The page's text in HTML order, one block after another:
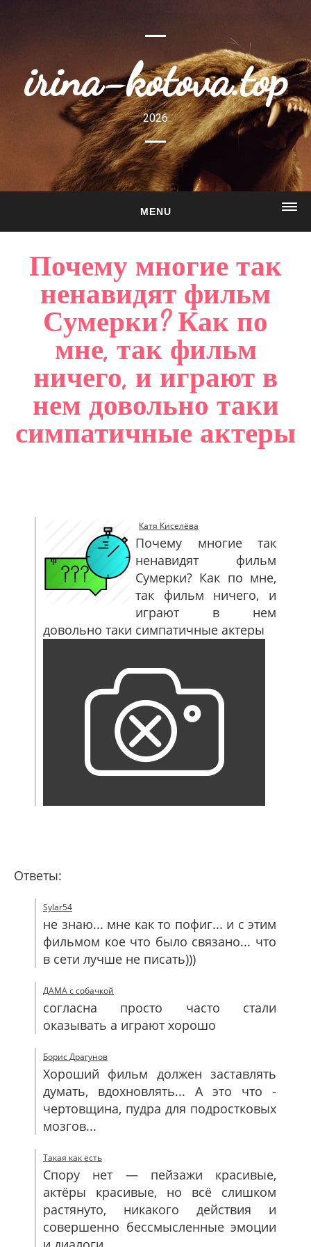
irina-kotova.top
2026
MENU
О САЙТЕ
ГАЛЕРЕЯ
САЙТМАП
КОНТАКТЫ
Почему многие так
ненавидят фильм
Сумерки? Как по
мне, так фильм
ничего, и играют в
нем довольно таки
симпатичные актеры
Катя Киселёва
Почему многие так
ненавидят фильм
Сумерки? Как по мне,
так фильм ничего, и
играют в нем
довольно таки симпатичные актеры
Ответы:
Sylar54
не знаю... мне как то пофиг... и с этим
фильмом кое что было связано... что
в сети лучше не писать)))
ДАМА с собачкой
cогласна просто часто стали
оказывать а играют хорошо
Борис Драгунов
Хороший фильм должен заставлять
думать, вдохновлять... А это что -
чертовщина, пудра для подростковых
мозгов...
Такая как есть
Спору нет — пейзажи красивые,
актёры красивые, но всё слишком
растянуто, никакого действия и
совершенно бессмысленные эмоции